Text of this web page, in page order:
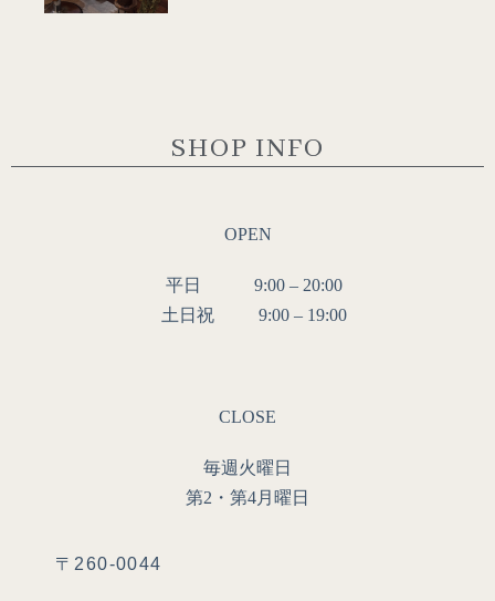
SHOP INFO
OPEN
平日 9:00 – 20:00
土日祝 9:00 – 19:00
CLOSE
毎週火曜日
第2・第4月曜日
〒260-0044